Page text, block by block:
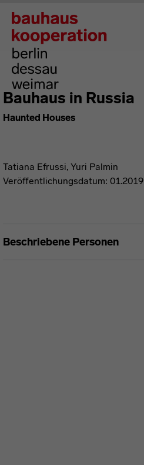
Bauhaus in Russia
Haunted Houses
Tatiana Efrussi, Yuri Palmin
Veröffentlichungsdatum: 01.2019
Beschriebene Personen